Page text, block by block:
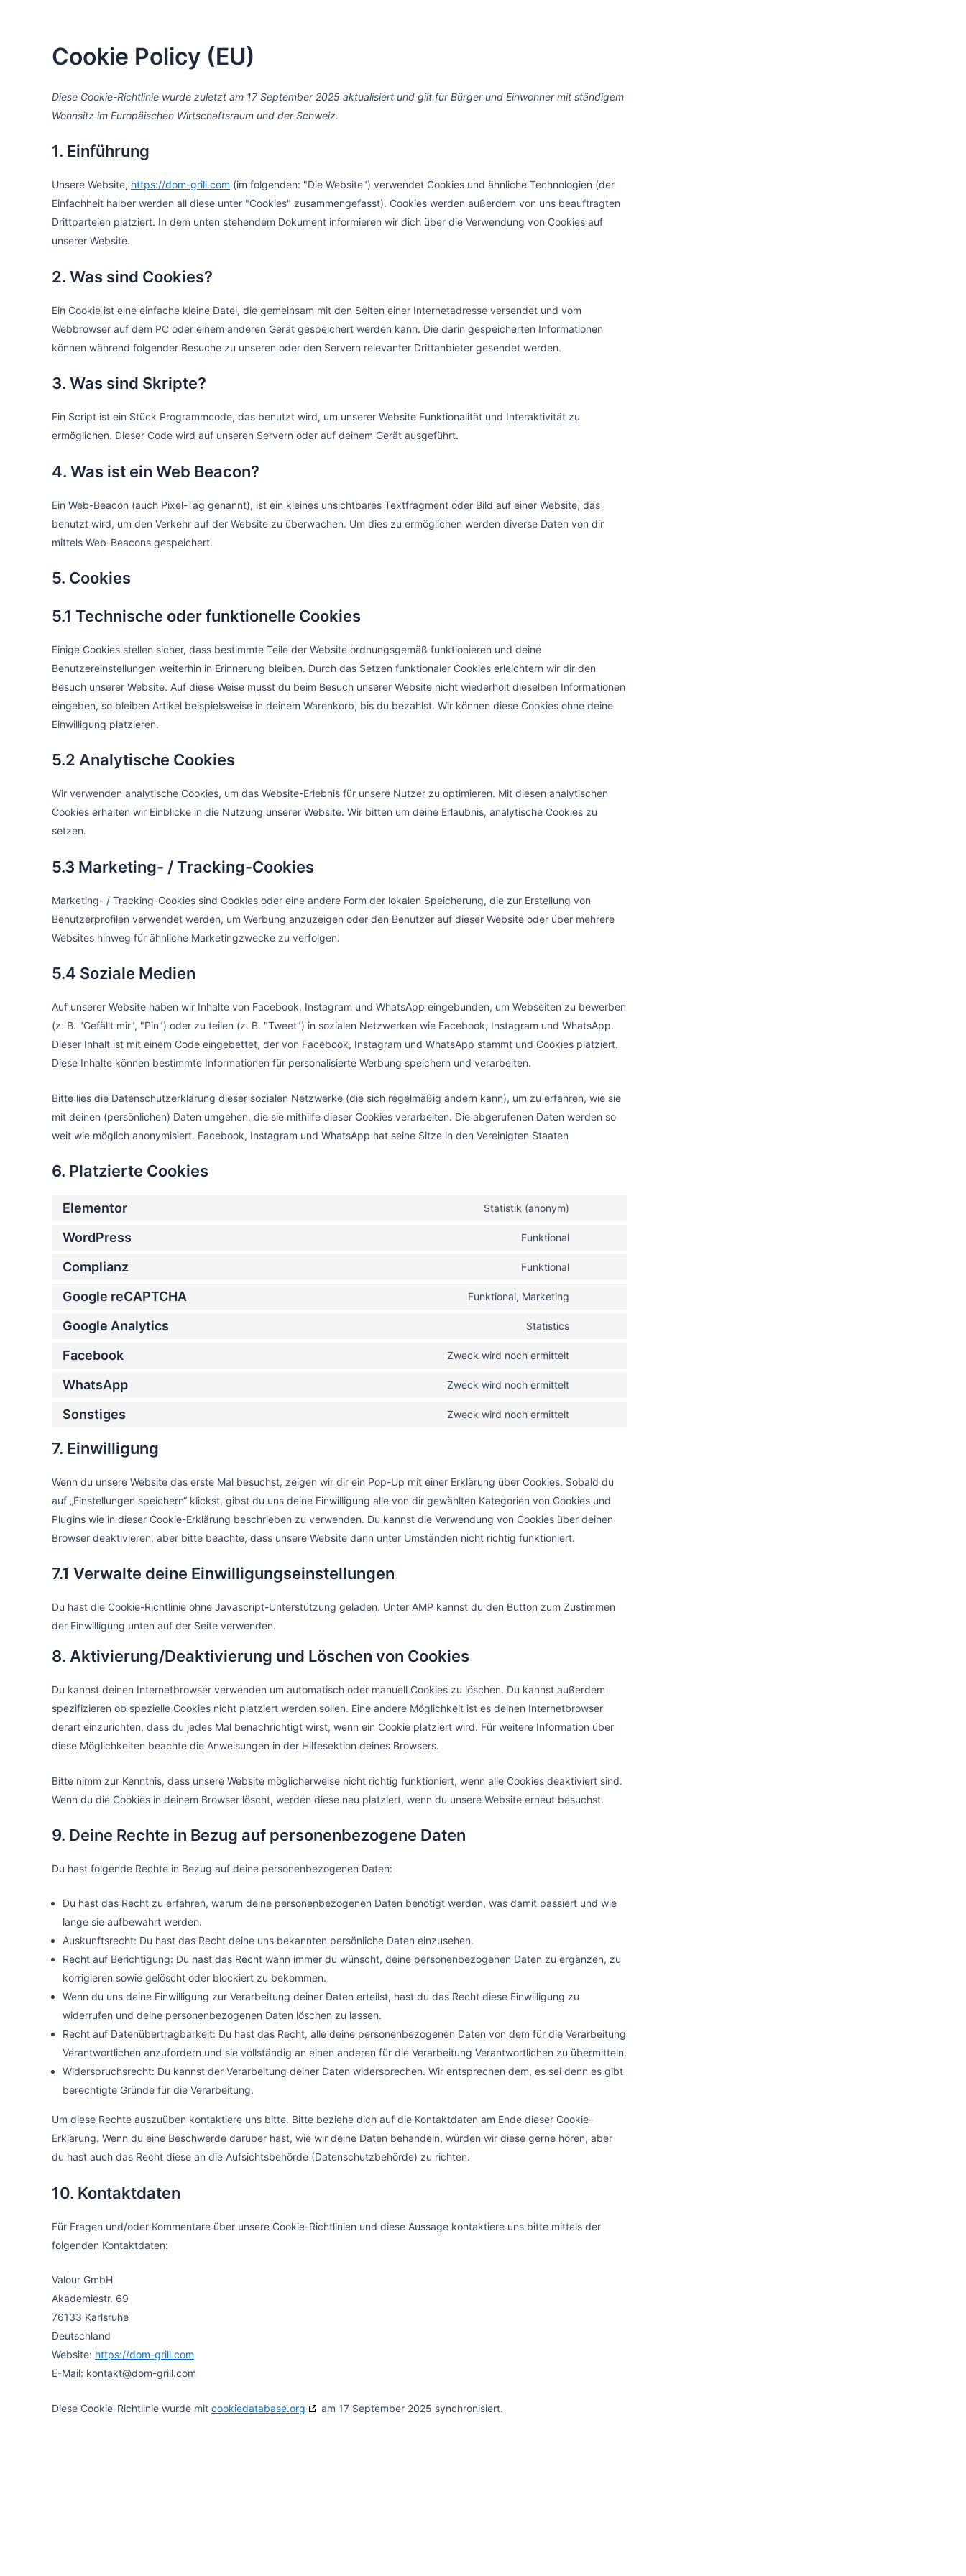
Euer Firmenevent verdient mehr als Standard
Feiern in einer ehemaligen Kirche – Dry-Aged-Steaks, Trüffelpasta & Shared
Platters. Ideal für Firmenfeiern, Jubiläen oder Team-Events.
Früh genug die besten Termine sichern!
Cookie Policy (EU)
Diese Cookie-Richtlinie wurde zuletzt am 17 September 2025 aktualisiert und gilt für Bürger und Einwohner mit ständigem
Wohnsitz im Europäischen Wirtschaftsraum und der Schweiz.
1. Einführung
Unsere Website, https://dom-grill.com (im folgenden: "Die Website") verwendet Cookies und ähnliche Technologien (der
Einfachheit halber werden all diese unter "Cookies" zusammengefasst). Cookies werden außerdem von uns beauftragten
Drittparteien platziert. In dem unten stehendem Dokument informieren wir dich über die Verwendung von Cookies auf
unserer Website.
2. Was sind Cookies?
Ein Cookie ist eine einfache kleine Datei, die gemeinsam mit den Seiten einer Internetadresse versendet und vom
Webbrowser auf dem PC oder einem anderen Gerät gespeichert werden kann. Die darin gespeicherten Informationen
können während folgender Besuche zu unseren oder den Servern relevanter Drittanbieter gesendet werden.
3. Was sind Skripte?
Ein Script ist ein Stück Programmcode, das benutzt wird, um unserer Website Funktionalität und Interaktivität zu
ermöglichen. Dieser Code wird auf unseren Servern oder auf deinem Gerät ausgeführt.
4. Was ist ein Web Beacon?
Ein Web-Beacon (auch Pixel-Tag genannt), ist ein kleines unsichtbares Textfragment oder Bild auf einer Website, das
benutzt wird, um den Verkehr auf der Website zu überwachen. Um dies zu ermöglichen werden diverse Daten von dir
mittels Web-Beacons gespeichert.
5. Cookies
5.1 Technische oder funktionelle Cookies
Einige Cookies stellen sicher, dass bestimmte Teile der Website ordnungsgemäß funktionieren und deine
Benutzereinstellungen weiterhin in Erinnerung bleiben. Durch das Setzen funktionaler Cookies erleichtern wir dir den
Besuch unserer Website. Auf diese Weise musst du beim Besuch unserer Website nicht wiederholt dieselben Informationen
eingeben, so bleiben Artikel beispielsweise in deinem Warenkorb, bis du bezahlst. Wir können diese Cookies ohne deine
Einwilligung platzieren.
5.2 Analytische Cookies
Wir verwenden analytische Cookies, um das Website-Erlebnis für unsere Nutzer zu optimieren. Mit diesen analytischen
Cookies erhalten wir Einblicke in die Nutzung unserer Website. Wir bitten um deine Erlaubnis, analytische Cookies zu
setzen.
5.3 Marketing- / Tracking-Cookies
Marketing- / Tracking-Cookies sind Cookies oder eine andere Form der lokalen Speicherung, die zur Erstellung von
Benutzerprofilen verwendet werden, um Werbung anzuzeigen oder den Benutzer auf dieser Website oder über mehrere
Websites hinweg für ähnliche Marketingzwecke zu verfolgen.
5.4 Soziale Medien
Auf unserer Website haben wir Inhalte von Facebook, Instagram und WhatsApp eingebunden, um Webseiten zu bewerben
(z. B. "Gefällt mir", "Pin") oder zu teilen (z. B. "Tweet") in sozialen Netzwerken wie Facebook, Instagram und WhatsApp.
Dieser Inhalt ist mit einem Code eingebettet, der von Facebook, Instagram und WhatsApp stammt und Cookies platziert.
Diese Inhalte können bestimmte Informationen für personalisierte Werbung speichern und verarbeiten.
Bitte lies die Datenschutzerklärung dieser sozialen Netzwerke (die sich regelmäßig ändern kann), um zu erfahren, wie sie
mit deinen (persönlichen) Daten umgehen, die sie mithilfe dieser Cookies verarbeiten. Die abgerufenen Daten werden so
weit wie möglich anonymisiert. Facebook, Instagram und WhatsApp hat seine Sitze in den Vereinigten Staaten
6. Platzierte Cookies
Elementor Statistik (anonym)
WordPress Funktional
Complianz Funktional
Google reCAPTCHA Funktional, Marketing
Google Analytics Statistics
Facebook Zweck wird noch ermittelt
WhatsApp Zweck wird noch ermittelt
Sonstiges Zweck wird noch ermittelt
7. Einwilligung
Wenn du unsere Website das erste Mal besuchst, zeigen wir dir ein Pop-Up mit einer Erklärung über Cookies. Sobald du
auf „Einstellungen speichern“ klickst, gibst du uns deine Einwilligung alle von dir gewählten Kategorien von Cookies und
Plugins wie in dieser Cookie-Erklärung beschrieben zu verwenden. Du kannst die Verwendung von Cookies über deinen
Browser deaktivieren, aber bitte beachte, dass unsere Website dann unter Umständen nicht richtig funktioniert.
7.1 Verwalte deine Einwilligungseinstellungen
Du hast die Cookie-Richtlinie ohne Javascript-Unterstützung geladen. Unter AMP kannst du den Button zum Zustimmen
der Einwilligung unten auf der Seite verwenden.
8. Aktivierung/Deaktivierung und Löschen von Cookies
Du kannst deinen Internetbrowser verwenden um automatisch oder manuell Cookies zu löschen. Du kannst außerdem
spezifizieren ob spezielle Cookies nicht platziert werden sollen. Eine andere Möglichkeit ist es deinen Internetbrowser
derart einzurichten, dass du jedes Mal benachrichtigt wirst, wenn ein Cookie platziert wird. Für weitere Information über
diese Möglichkeiten beachte die Anweisungen in der Hilfesektion deines Browsers.
Bitte nimm zur Kenntnis, dass unsere Website möglicherweise nicht richtig funktioniert, wenn alle Cookies deaktiviert sind.
Wenn du die Cookies in deinem Browser löscht, werden diese neu platziert, wenn du unsere Website erneut besuchst.
9. Deine Rechte in Bezug auf personenbezogene Daten
Du hast folgende Rechte in Bezug auf deine personenbezogenen Daten:
Du hast das Recht zu erfahren, warum deine personenbezogenen Daten benötigt werden, was damit passiert und wie
lange sie aufbewahrt werden.
Auskunftsrecht: Du hast das Recht deine uns bekannten persönliche Daten einzusehen.
Recht auf Berichtigung: Du hast das Recht wann immer du wünscht, deine personenbezogenen Daten zu ergänzen, zu
korrigieren sowie gelöscht oder blockiert zu bekommen.
Wenn du uns deine Einwilligung zur Verarbeitung deiner Daten erteilst, hast du das Recht diese Einwilligung zu
widerrufen und deine personenbezogenen Daten löschen zu lassen.
Recht auf Datenübertragbarkeit: Du hast das Recht, alle deine personenbezogenen Daten von dem für die Verarbeitung
Verantwortlichen anzufordern und sie vollständig an einen anderen für die Verarbeitung Verantwortlichen zu übermitteln.
Widerspruchsrecht: Du kannst der Verarbeitung deiner Daten widersprechen. Wir entsprechen dem, es sei denn es gibt
berechtigte Gründe für die Verarbeitung.
Um diese Rechte auszuüben kontaktiere uns bitte. Bitte beziehe dich auf die Kontaktdaten am Ende dieser Cookie-
Erklärung. Wenn du eine Beschwerde darüber hast, wie wir deine Daten behandeln, würden wir diese gerne hören, aber
du hast auch das Recht diese an die Aufsichtsbehörde (Datenschutzbehörde) zu richten.
10. Kontaktdaten
Für Fragen und/oder Kommentare über unsere Cookie-Richtlinien und diese Aussage kontaktiere uns bitte mittels der
folgenden Kontaktdaten:
Valour GmbH
Akademiestr. 69
76133 Karlsruhe
Deutschland
Website: https://dom-grill.com
E-Mail: kontakt@dom-grill.com
Diese Cookie-Richtlinie wurde mit cookiedatabase.org am 17 September 2025 synchronisiert.